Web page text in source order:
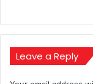
the
meaning
of
Christmas
Leave a Reply